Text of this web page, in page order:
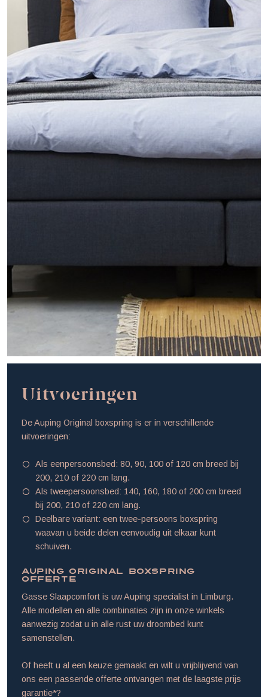
Uitvoeringen
De Auping Original boxspring is er in verschillende
uitvoeringen:
Als eenpersoonsbed: 80, 90, 100 of 120 cm breed bij
200, 210 of 220 cm lang.
Als tweepersoonsbed: 140, 160, 180 of 200 cm breed
bij 200, 210 of 220 cm lang.
Deelbare variant: een twee-persoons boxspring
waavan u beide delen eenvoudig uit elkaar kunt
schuiven.
Auping Original Boxspring
Offerte
Gasse Slaapcomfort is uw Auping specialist in Limburg.
Alle modellen en alle combinaties zijn in onze winkels
aanwezig zodat u in alle rust uw droombed kunt
samenstellen.
Of heeft u al een keuze gemaakt en wilt u vrijblijvend van
ons een passende offerte ontvangen met de laagste prijs
garantie*?